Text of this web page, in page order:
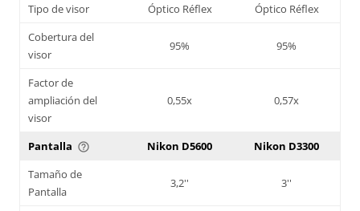
Tipo de visor
Óptico Réflex
Óptico Réflex
Cobertura del
visor
95% 95%
Factor de
ampliación del
visor
0,55x 0,57x
Pantalla help_outline Nikon D5600
Nikon D3300
Tamaño de
Pantalla
3,2'' 3''